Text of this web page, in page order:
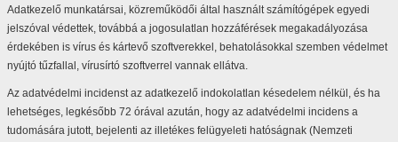
Adatkezelő munkatársai, közreműködői által használt számítógépek egyedi
jelszóval védettek, továbbá a jogosulatlan hozzáférések megakadályozása
érdekében is vírus és kártevő szoftverekkel, behatolásokkal szemben védelmet
nyújtó tűzfallal, vírusírtó szoftverrel vannak ellátva.
Az adatvédelmi incidenst az adatkezelő indokolatlan késedelem nélkül, és ha
lehetséges, legkésőbb 72 órával azután, hogy az adatvédelmi incidens a
tudomására jutott, bejelenti az illetékes felügyeleti hatóságnak (Nemzeti